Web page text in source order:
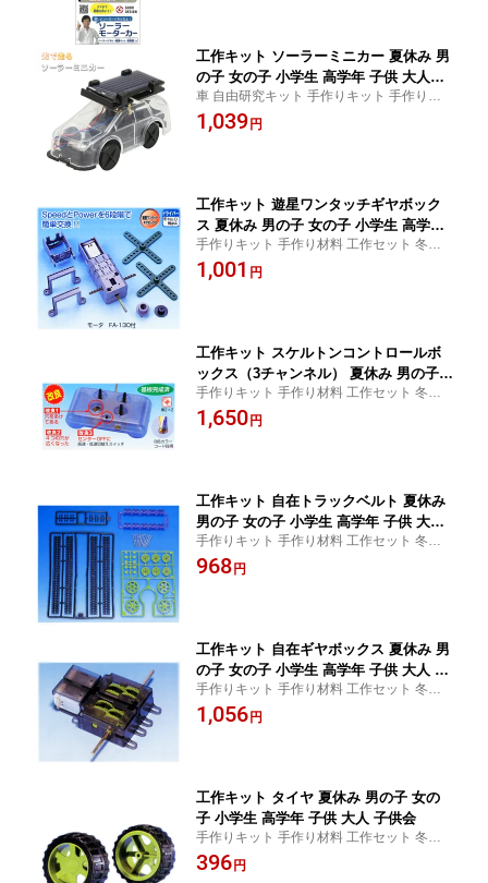
工作キット ソーラーミニカー 夏休み 男
の子 女の子 小学生 高学年 子供 大人向
け 子供会
車 自由研究キット 手作りキット 手作り材
料 工作セット 冬休み 小学校 子ども 自由工
作 自由研究 工作 科学 理科 実験 ロボット
1,039 円
工作キット 遊星ワンタッチギヤボック
ス 夏休み 男の子 女の子 小学生 高学年
子供 大人 子供会
手作りキット 手作り材料 工作セット 冬休
み 小学校 子ども 自由工作 自由研究 工作 ロ
ボット ロボコン ビンゴ 景品 簡単
1,001 円
工作キット スケルトンコントロールボ
ックス（3チャンネル） 夏休み 男の子
女の子 小学生 高学年 子供 大人 子供会
手作りキット 手作り材料 工作セット 冬休
み 小学校 子ども 自由工作 自由研究 工作 ロ
ボット ロボコン ビンゴ 景品 簡単
1,650 円
工作キット 自在トラックベルト 夏休み
男の子 女の子 小学生 高学年 子供 大人
子供会
手作りキット 手作り材料 工作セット 冬休
み 小学校 子ども 自由工作 自由研究 工作 ロ
ボット ロボコン ビンゴ 景品 簡単
968 円
工作キット 自在ギヤボックス 夏休み 男
の子 女の子 小学生 高学年 子供 大人 子
供会
手作りキット 手作り材料 工作セット 冬休
み 小学校 子ども 自由工作 自由研究 工作 ロ
ボット ロボコン ビンゴ 景品 簡単
1,056 円
工作キット タイヤ 夏休み 男の子 女の
子 小学生 高学年 子供 大人 子供会
手作りキット 手作り材料 工作セット 冬休
み 小学校 子ども 自由工作 自由研究 工作 ロ
ボット ロボコン ビンゴ 景品 簡単
396 円